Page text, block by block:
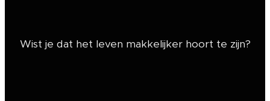
Wist je dat het leven makkelijker hoort te zijn?